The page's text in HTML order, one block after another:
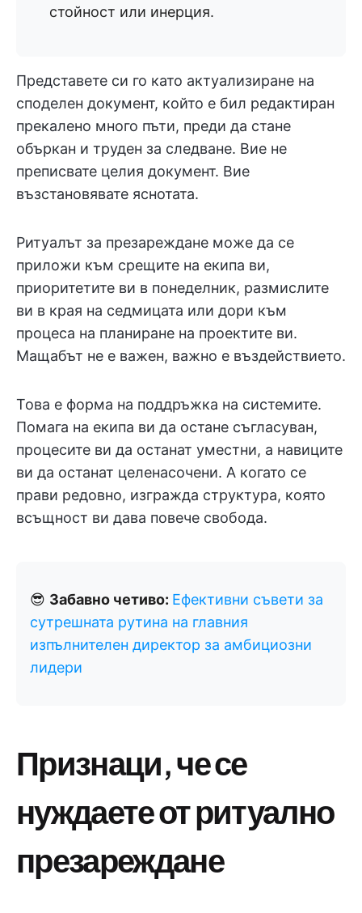
стойност или инерция.
Представете си го като актуализиране на
споделен документ, който е бил редактиран
прекалено много пъти, преди да стане
объркан и труден за следване. Вие не
преписвате целия документ. Вие
възстановявате яснотата.
Ритуалът за презареждане може да се
приложи към срещите на екипа ви,
приоритетите ви в понеделник, размислите
ви в края на седмицата или дори към
процеса на планиране на проектите ви.
Мащабът не е важен, важно е въздействието.
Това е форма на поддръжка на системите.
Помага на екипа ви да остане съгласуван,
процесите ви да останат уместни, а навиците
ви да останат целенасочени. А когато се
прави редовно, изгражда структура, която
всъщност ви дава повече свобода.
😎 Забавно четиво: Ефективни съвети за
сутрешната рутина на главния
изпълнителен директор за амбициозни
лидери
Признаци, че се
нуждаете от ритуално
презареждане